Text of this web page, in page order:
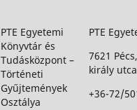
PTE Egyetemi
Könyvtár és
Tudásközpont –
Történeti
Gyűjtemények
Osztálya
PTE
7621
király
+36-72/